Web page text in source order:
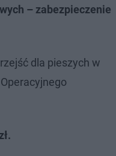
– zabezpieczenie
dla pieszych w